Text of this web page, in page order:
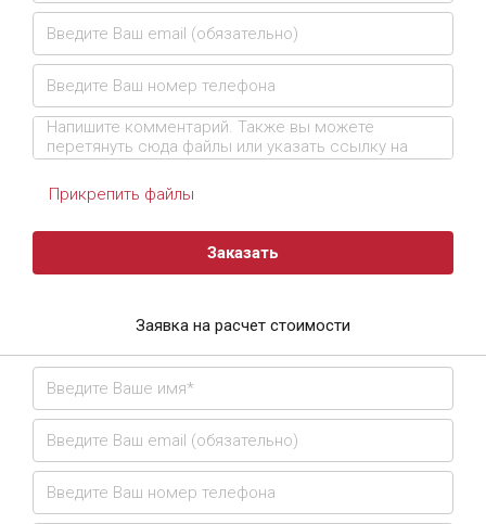
Прикрепить файлы
Заказать
Заявка на расчет стоимости